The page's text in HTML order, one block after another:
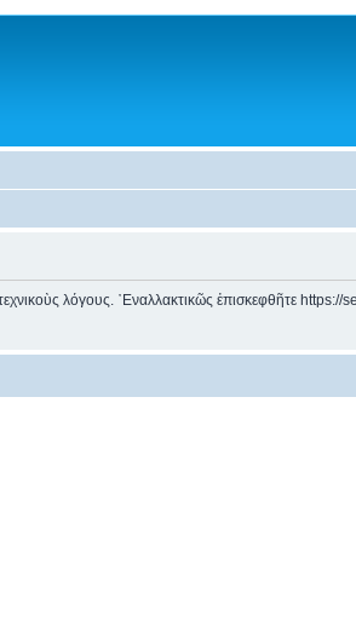
τεχνικοὺς λόγους. ᾿Εναλλακτικῶς